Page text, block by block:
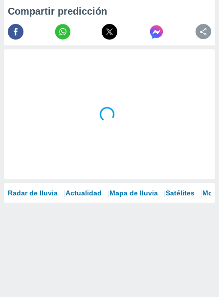
Compartir predicción
Radar de lluvia Actualidad Mapa de lluvia Satélites